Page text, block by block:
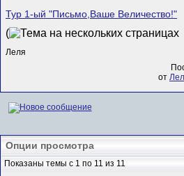
Тур 1-ый "Письмо,Ваше Величество!"
(
Леля
от
Опции просмотра
Показаны темы с 1 по 11 из 11